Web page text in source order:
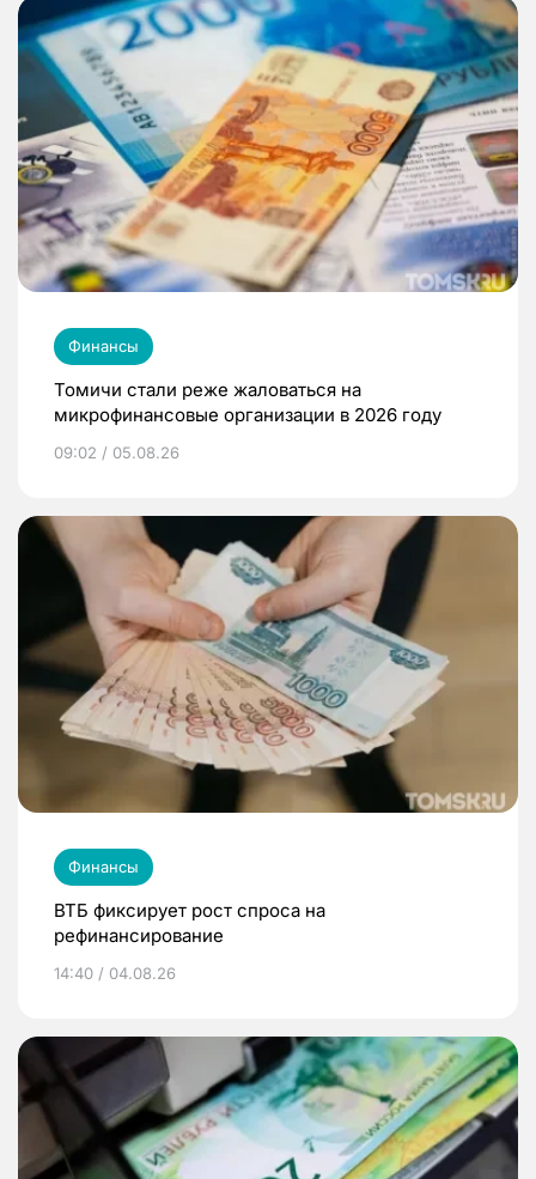
Финансы
Томичи стали реже жаловаться на
микрофинансовые организации в 2026 году
09:02 / 05.08.26
Финансы
ВТБ фиксирует рост спроса на
рефинансирование
14:40 / 04.08.26